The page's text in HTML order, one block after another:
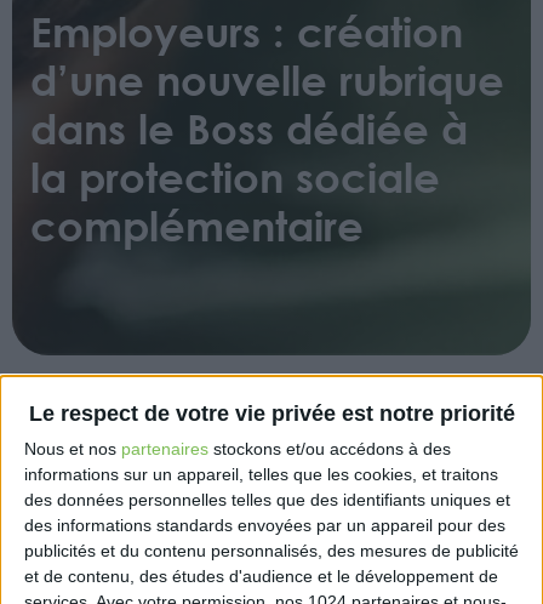
Le respect de votre vie privée est notre priorité
Nous et nos partenaires stockons et/ou accédons à des
informations sur un appareil, telles que les cookies, et traitons
des données personnelles telles que des identifiants uniques et
des informations standards envoyées par un appareil pour des
publicités et du contenu personnalisés, des mesures de publicité
et de contenu, des études d'audience et le développement de
Employeurs : création
d’une nouvelle rubrique
dans le Boss dédiée à
la protection sociale
complémentaire
Cette nouvelle rubrique présente le traitement social
des contributions des employeurs au financement
de la retraite supplémentaire et de la prévoyance
complémentaire collectives et obligatoires
bénéficiant aux salariés. Elle reprend les dispositions
réglementaires et la doctrine existante sur le régime